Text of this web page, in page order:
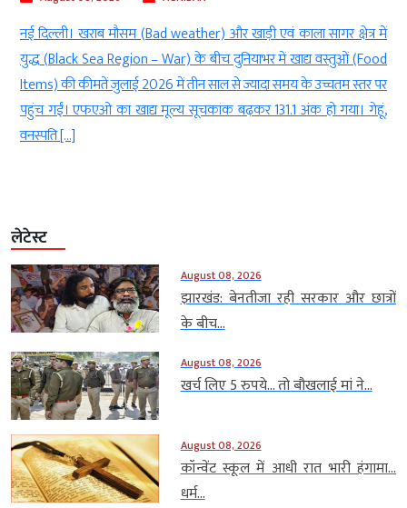
नई दिल्ली। खराब मौसम (Bad weather) और खाड़ी एवं काला सागर क्षेत्र में
युद्ध (Black Sea Region – War) के बीच दुनियाभर में खाद्य वस्तुओं (Food
Items) की कीमतें जुलाई 2026 में तीन साल से ज्यादा समय के उच्चतम स्तर पर
पहुंच गईं। एफएओ का खाद्य मूल्य सूचकांक बढ़कर 131.1 अंक हो गया। गेहूं,
वनस्पति […]
लेटेस्ट
August 08, 2026
झारखंड: बेनतीजा रही सरकार और छात्रों
के बीच...
August 08, 2026
खर्च लिए 5 रुपये… तो बौखलाई मां ने...
August 08, 2026
कॉन्वेंट स्कूल में आधी रात भारी हंगामा…
धर्म...